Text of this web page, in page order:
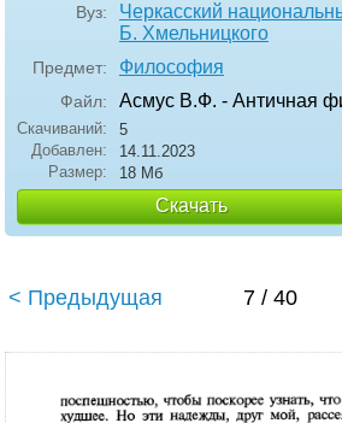
Вуз:
Черкасский
Б. Хмельницкого
Предмет: Философия
Файл: Асмус В.Ф. - Античная
Скачиваний:
5
Добавлен:
14.11.2023
Размер:
18 Мб
Скачать
< Предыдущая 7 / 40